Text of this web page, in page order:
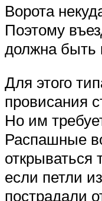
Ворота
Поэтому
должна быть
Для этого
провисания
Но им
Распашные
открываться
если петли
пострадали